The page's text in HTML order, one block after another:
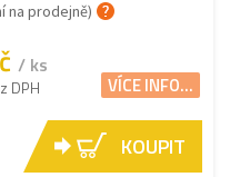
na prodejně)
/ ks
DPH VÍCE INFO...
KOUPIT